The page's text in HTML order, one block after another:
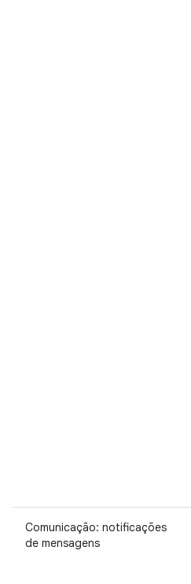
Comunicação: notificações
de mensagens